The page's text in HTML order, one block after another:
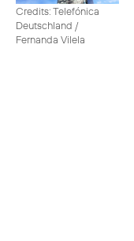
Credits: Telefónica
Deutschland /
Fernanda Vilela